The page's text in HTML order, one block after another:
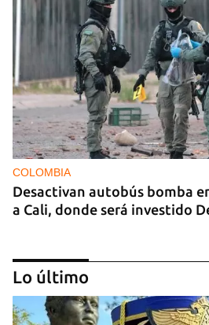
COLOMBIA
Desactivan autobús bomba
a Cali, donde será investido
Lo último